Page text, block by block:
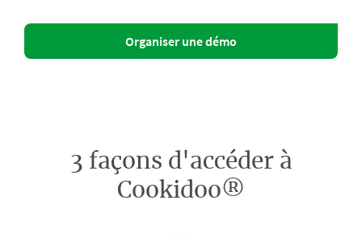
Organiser une démo
3 façons d'accéder à
Cookidoo®